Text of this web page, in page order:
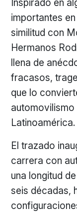
Inspirado en
importantes
similitud con
Hermanos
llena de
fracasos,
que lo
Latinoamérica.
El trazado
carrera con
una longitud
seis décadas,